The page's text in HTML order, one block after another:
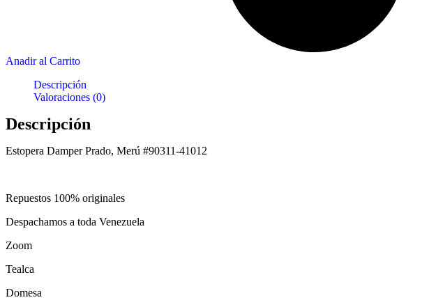
Anadir al Carrito
Descripción
Valoraciones (0)
Descripción
Estopera Damper Prado, Merú #90311-41012
Repuestos 100% originales
Despachamos a toda Venezuela
Zoom
Tealca
Domesa